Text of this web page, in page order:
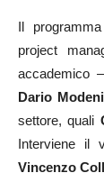
Il
project
accademico
Dario
settore, quali
Interviene il
Vincenzo